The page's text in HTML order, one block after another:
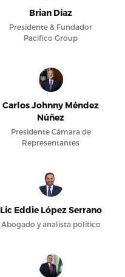
Brian Díaz
Presidente & Fundador
Pacifico Group
Carlos Johnny Méndez
Núñez
Presidente Cámara de
Representantes
Lic Eddie López Serrano
Abogado y analista político